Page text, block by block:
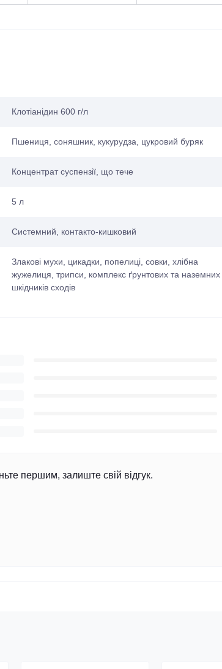
Клотіанідин 600 г/л
Пшениця, соняшник, кукурудза, цукровий буряк
Концентрат суспензії, що тече
5 л
Системний, контакто-кишковий
Злакові мухи, цикадки, попелиці, совки, хлібна
жужелиця, трипси, комплекс ґрунтових та наземних
шкідників сходів
першим, залиште свій відгук.